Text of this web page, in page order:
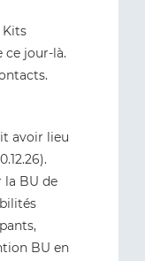
Kits
ce jour-là.
avoir lieu
la BU de
BU en